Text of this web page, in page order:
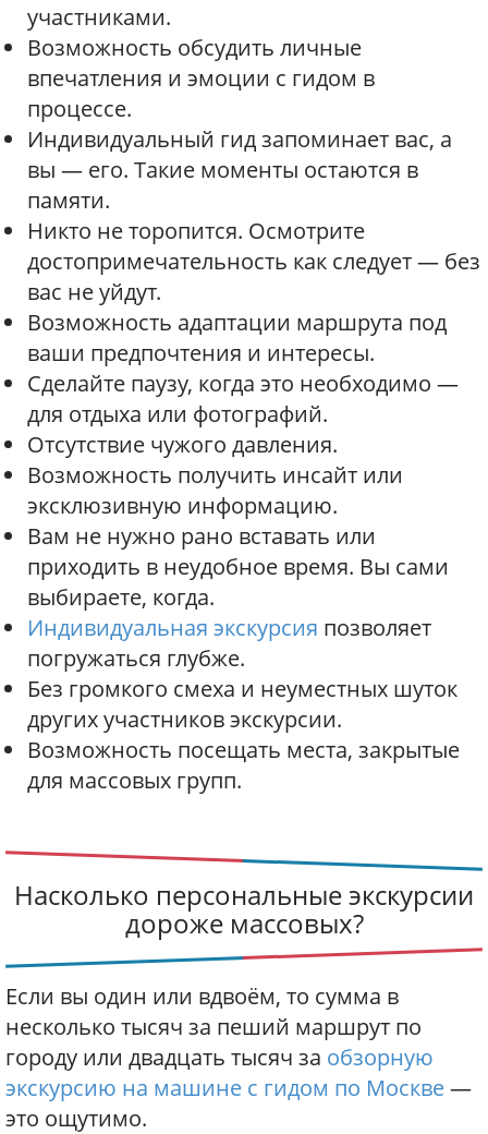
участниками.
Возможность обсудить личные
впечатления и эмоции с гидом в
процессе.
Индивидуальный гид запоминает вас, а
вы — его. Такие моменты остаются в
памяти.
Никто не торопится. Осмотрите
достопримечательность как следует — без
вас не уйдут.
Возможность адаптации маршрута под
ваши предпочтения и интересы.
Сделайте паузу, когда это необходимо —
для отдыха или фотографий.
Отсутствие чужого давления.
Возможность получить инсайт или
эксклюзивную информацию.
Вам не нужно рано вставать или
приходить в неудобное время. Вы сами
выбираете, когда.
Индивидуальная экскурсия позволяет
погружаться глубже.
Без громкого смеха и неуместных шуток
других участников экскурсии.
Возможность посещать места, закрытые
для массовых групп.
Насколько персональные экскурсии
дороже массовых?
Если вы один или вдвоём, то сумма в
несколько тысяч за пеший маршрут по
городу или двадцать тысяч за обзорную
экскурсию на машине с гидом по Москве—
это ощутимо.